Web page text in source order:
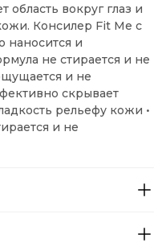
область вокруг глаз и
Консилер Fit Me c
наносится и
не стирается и не
и не
скрывает
рельефу кожи •
и не